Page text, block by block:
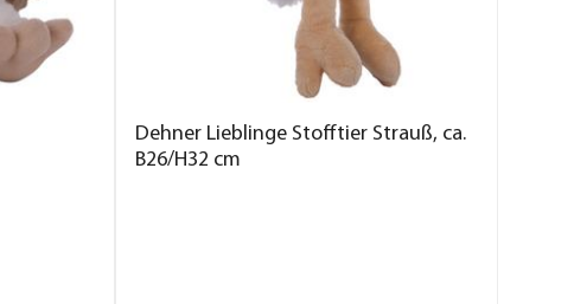
Dehner Lieblinge Stofftier Strauß, ca.
B26/H32 cm